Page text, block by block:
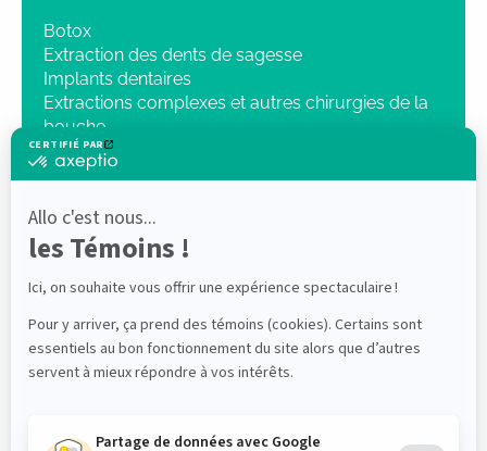
Botox
Extraction des dents de sagesse
Implants dentaires
Extractions complexes et autres chirurgies de la
bouche
Sédation intraveineuse
Chirurgie orthognatique
Traumatologie
Radiologie 3D
NOTRE CLINIQUE
Dr Elliot Saleh DMD, FRCDC ABOMS
PROFESSIONNELS
PATIENTS